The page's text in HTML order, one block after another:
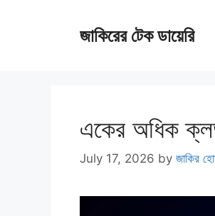
জাকিরের টেক ডায়েরি
একের অধিক
July 17, 2026 by জাকির